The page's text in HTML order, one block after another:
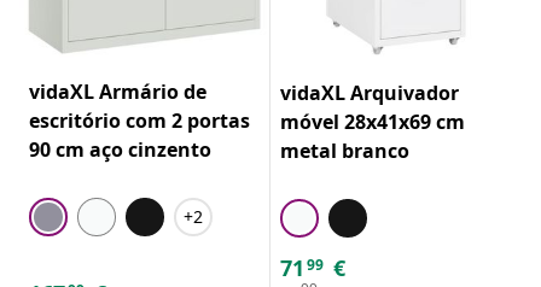
vidaXL Armário de
escritório com 2 portas
90 cm aço cinzento
+2
vidaXL Arquivador
móvel 28x41x69 cm
metal branco
71 99 €